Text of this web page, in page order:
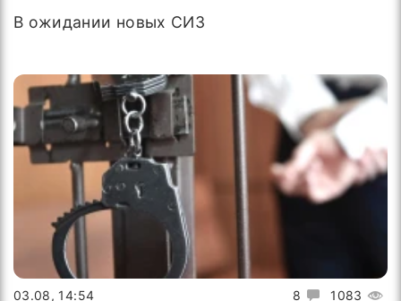
В ожидании новых СИЗ
8 1083
03.08, 14:54